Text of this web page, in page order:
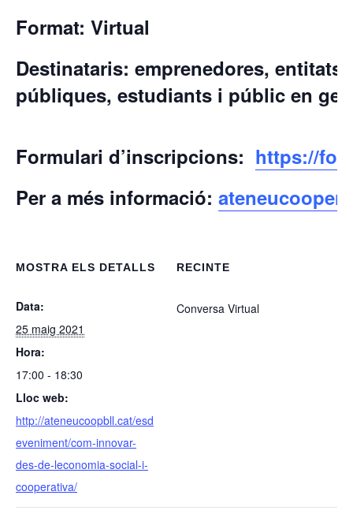
Format: Virtual
Destinataris: emprenedores, entitats
públiques, estudiants i públic en
Formulari d’inscripcions: https://
Per a més informació:
MOSTRA ELS DETALLS
Data:
25 maig 2021
Hora:
17:00 - 18:30
Lloc web:
http://ateneucoopbll.cat/esd
eveniment/com-innovar-
des-de-leconomia-social-i-
cooperativa/
RECINTE
Conversa Virtual